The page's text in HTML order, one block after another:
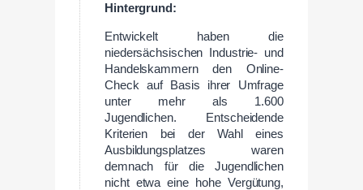
Hintergrund:
Entwickelt haben die
niedersächsischen Industrie- und
Handelskammern den Online-
Check auf Basis ihrer Umfrage
unter mehr als 1.600
Jugendlichen. Entscheidende
Kriterien bei der Wahl eines
Ausbildungsplatzes waren
demnach für die Jugendlichen
nicht etwa eine hohe Vergütung,